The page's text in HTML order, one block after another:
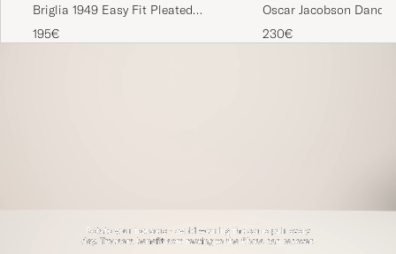
Briglia 1949 Easy Fit Pleated
Cotton Stretch Trousers Navy
195€
Oscar Jacobson Dandy
Cotton Trousers Brown
230€